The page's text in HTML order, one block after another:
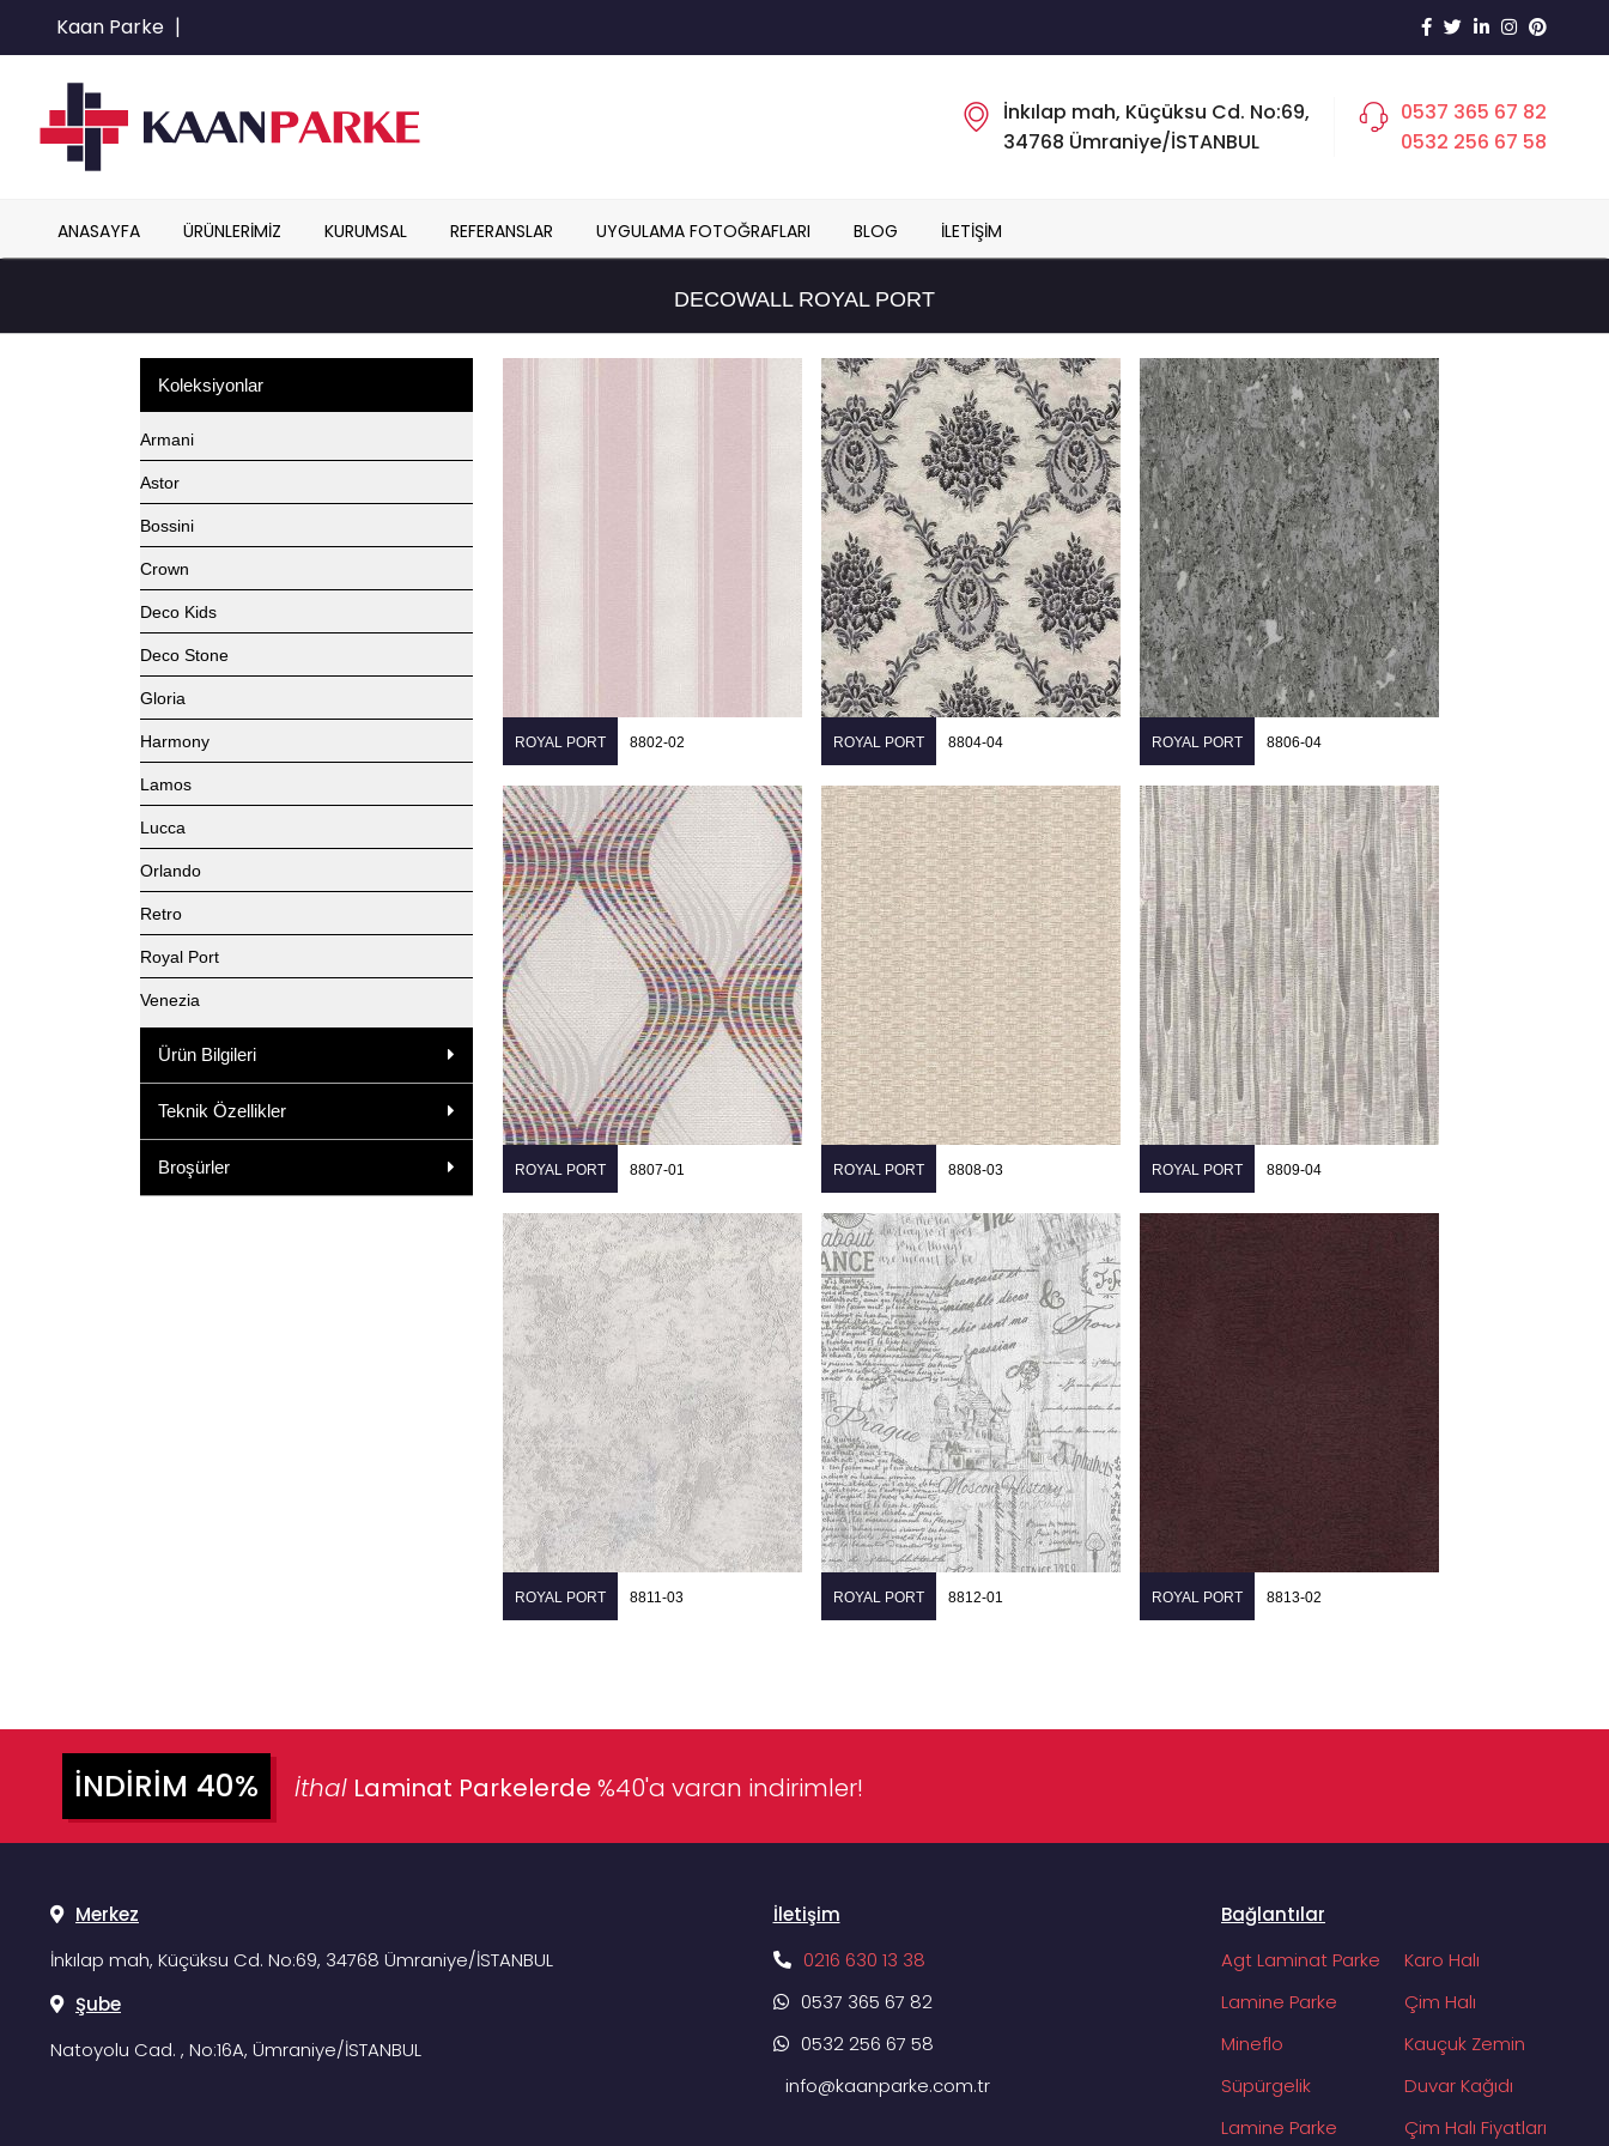
Kaan Parke
İnkılap mah, Küçüksu Cd. No:69,
34768 Ümraniye/İSTANBUL
0537 365 67 82
0532 256 67 58
ANASAYFA ÜRÜNLERIMIZ KURUMSAL REFERANSLAR UYGULAMA FOTOĞRAFLARI BLOG İLETIŞIM
DECOWALL ROYAL PORT
Koleksiyonlar
Armani
Astor
Bossini
Crown
Deco Kids
Deco Stone
Gloria
Harmony
Lamos
Lucca
Orlando
Retro
Royal Port
Venezia
Ürün Bilgileri
Teknik Özellikler
Broşürler
ROYAL PORT 8802-02 ROYAL PORT 8804-04 ROYAL PORT 8806-04
ROYAL PORT 8807-01 ROYAL PORT 8808-03 ROYAL PORT 8809-04
ROYAL PORT 8811-03 ROYAL PORT 8812-01 ROYAL PORT 8813-02
İNDIRIM 40% İthal Laminat Parkelerde %40'a varan indirimler!
Merkez
İnkılap mah, Küçüksu Cd. No:69, 34768 Ümraniye/İSTANBUL
Şube
Natoyolu Cad. , No:16A, Ümraniye/İSTANBUL
İletişim
0216 630 13 38
0537 365 67 82
0532 256 67 58
info@kaanparke.com.tr
Bağlantılar
Agt Laminat Parke
Lamine Parke
Mineflo
Süpürgelik
Lamine Parke
Karo Halı
Çim Halı
Kauçuk Zemin
Duvar Kağıdı
Çim Halı Fiyatları